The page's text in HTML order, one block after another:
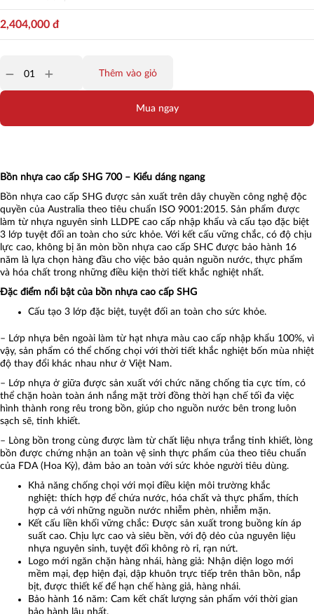
2,404,000 đ
Thêm vào giỏ
Mua ngay
Bồn nhựa cao cấp SHG 700 – Kiểu dáng ngang
Bồn nhựa cao cấp SHG được sản xuất trên dây chuyền công nghệ độc
quyền của Australia theo tiêu chuẩn ISO 9001:2015. Sản phẩm được
làm từ nhựa nguyên sinh LLDPE cao cấp nhập khẩu và cấu tạo đặc biệt
3 lớp tuyệt đối an toàn cho sức khỏe. Với kết cấu vững chắc, có độ chịu
lực cao, không bị ăn mòn bồn nhựa cao cấp SHC được bảo hành 16
năm là lựa chọn hàng đầu cho việc bảo quản nguồn nước, thực phẩm
và hóa chất trong những điều kiện thời tiết khắc nghiệt nhất.
Đặc điểm nổi bật của bồn nhựa cao cấp SHG
Cấu tạo 3 lớp đặc biệt, tuyệt đối an toàn cho sức khỏe.
– Lớp nhựa bên ngoài làm từ hạt nhựa màu cao cấp nhập khẩu 100%, vì
vậy, sản phẩm có thể chống chọi với thời tiết khắc nghiệt bốn mùa nhiệt
độ thay đổi khác nhau như ở Việt Nam.
– Lớp nhựa ở giữa được sản xuất với chức năng chống tia cực tím, có
thể chặn hoàn toàn ánh nắng mặt trời đồng thời hạn chế tối đa việc
hình thành rong rêu trong bồn, giúp cho nguồn nước bên trong luôn
sạch sẽ, tinh khiết.
– Lòng bồn trong cùng được làm từ chất liệu nhựa trắng tinh khiết, lòng
bồn được chứng nhận an toàn vệ sinh thực phẩm của theo tiêu chuẩn
của FDA (Hoa Kỳ), đảm bảo an toàn với sức khỏe người tiêu dùng.
Khả năng chống chọi với mọi điều kiện môi trường khắc
nghiệt: thích hợp để chứa nước, hóa chất và thực phẩm, thích
hợp cả với những nguồn nước nhiễm phèn, nhiễm mặn.
Kết cấu liền khối vững chắc: Được sản xuất trong buồng kín áp
suất cao. Chịu lực cao và siêu bền, với độ dẻo của nguyên liệu
nhựa nguyên sinh, tuyệt đối không rò rỉ, rạn nứt.
Logo mới ngăn chặn hàng nhái, hàng giả: Nhận diện logo mới
mềm mại, đẹp hiện đại, dập khuôn trực tiếp trên thân bồn, nắp
bịt, được thiết kế để hạn chế hàng giả, hàng nhái.
Bảo hành 16 năm: Cam kết chất lượng sản phẩm với thời gian
bảo hành lâu nhất.